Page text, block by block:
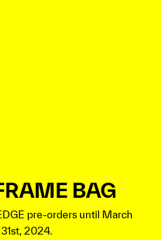
BAG
pre-orders until March
31st, 2024.